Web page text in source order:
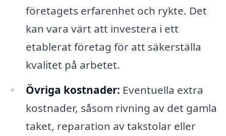
företagets erfarenhet och rykte. Det
kan vara värt att investera i ett
etablerat företag för att säkerställa
kvalitet på arbetet.
Övriga kostnader: Eventuella extra
kostnader, såsom rivning av det gamla
taket, reparation av takstolar eller